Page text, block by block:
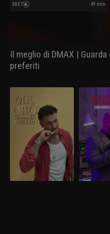
tutti è arrivato il momento di
S8:E7 49 min
Il meglio di DMAX |
preferiti